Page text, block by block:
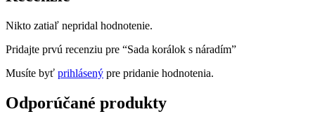
Nikto zatiaľ nepridal hodnotenie.
Pridajte prvú recenziu pre “Sada korálok s náradím”
Musíte byť prihlásený pre pridanie hodnotenia.
Odporúčané produkty